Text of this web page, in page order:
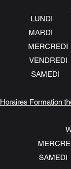
LUNDI
Horaires Formation